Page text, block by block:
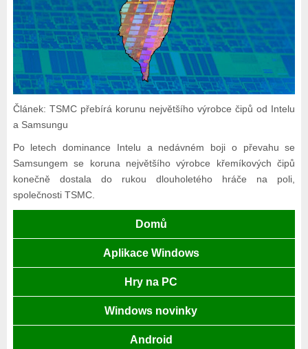
Článek: TSMC přebírá korunu největšího výrobce čipů od Intelu
a Samsungu
Po letech dominance Intelu a nedávném boji o převahu se
Samsungem se koruna největšího výrobce křemíkových čipů
konečně dostala do rukou dlouholetého hráče na poli,
společnosti TSMC.
Domů
Aplikace Windows
Hry na PC
Windows novinky
Android